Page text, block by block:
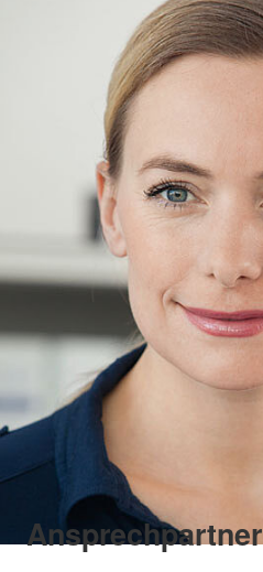
Ansprechpartner